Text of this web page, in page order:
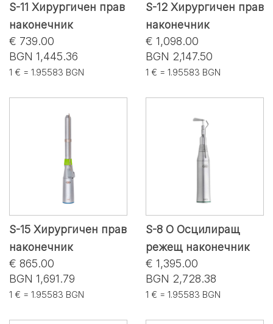
S-11 Хирургичен прав
наконечник
€ 739.00
BGN 1,445.36
1 € = 1.95583 BGN
S-12 Хирургичен прав
наконечник
€ 1,098.00
BGN 2,147.50
1 € = 1.95583 BGN
S-15 Хирургичен прав
наконечник
€ 865.00
BGN 1,691.79
1 € = 1.95583 BGN
S-8 O Осцилиращ
режещ наконечник
€ 1,395.00
BGN 2,728.38
1 € = 1.95583 BGN